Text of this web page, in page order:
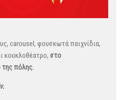
carousel, φουσκωτά παιχνίδια,
κουκλοθέατρο, στο
της πόλης.